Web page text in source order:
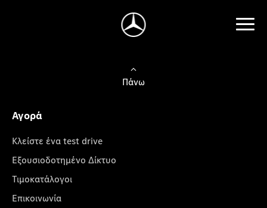
Πάνω
Αγορά
Κλείστε ένα test drive
Εξουσιοδοτημένο Δίκτυο
Τιμοκατάλογοι
Επικοινωνία